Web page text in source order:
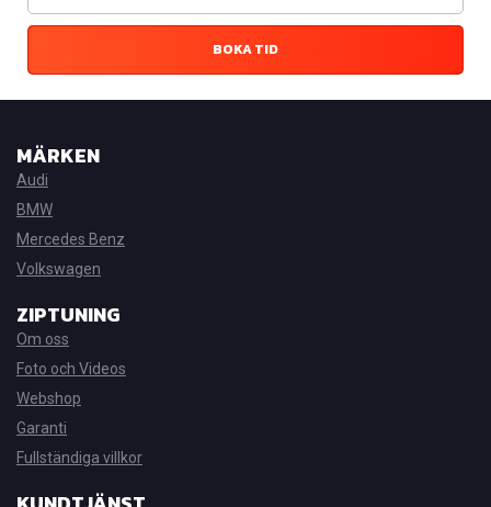
BOKA TID
MÄRKEN
Audi
BMW
Mercedes Benz
Volkswagen
ZIPTUNING
Om oss
Foto och Videos
Webshop
Garanti
Fullständiga villkor